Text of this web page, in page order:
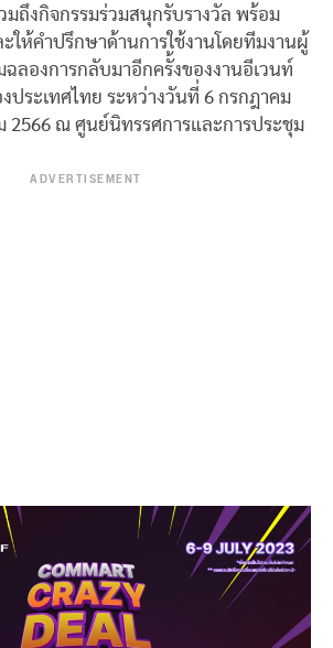
มถึงกิจกรรมร่วมสนุกรับรางวัล พร้อม
ให้คำปรึกษาด้านการใช้งานโดยทีมงานผู้
ฉลองการกลับมาอีกครั้งของงานอีเวนท์
ประเทศไทย ระหว่างวันที่ 6 กรกฎาคม
2566 ณ ศูนย์นิทรรศการและการประชุม
ADVERTISEMENT